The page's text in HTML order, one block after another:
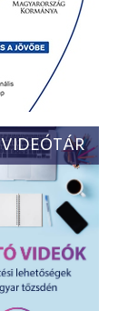
VIDEÓTÁR